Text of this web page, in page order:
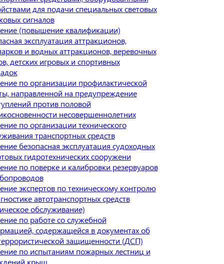
для подачи специальных световых
сигналов
(повышение квалификации)
эксплуатация аттракционов,
и водных аттракционов, веревочных
детских игровых и спортивных
по организации профилактической
направленной на предупреждение
против половой
несовершеннолетних
по организации технического
транспортных средств
безопасная эксплуатация судоходных
гидротехнических сооружени
по поверке и калибровки резервуаров
экспертов по техническому контролю
автотранспортных средств
обслуживание)
по работе со служебной
содержащейся в документах об
защищенности (ДСП)
по испытаниям пожарных лестниц и
крыш